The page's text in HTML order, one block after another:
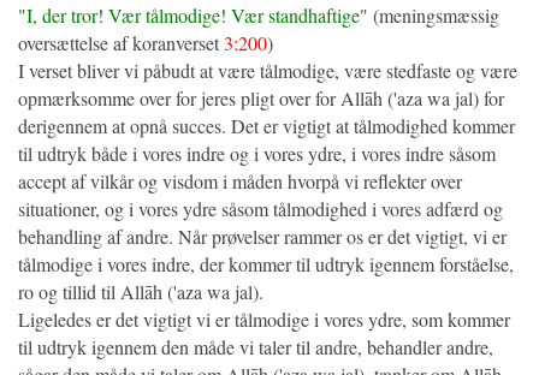
"I, der tror! Vær tålmodige! Vær standhaftige" (meningsmæssig
oversættelse af koranverset3:200)
I verset bliver vi påbudt at være tålmodige, være stedfaste og være
opmærksomme over for jeres pligt over for Allāh ('aza wa jal) for
derigennem at opnå succes. Det er vigtigt at tålmodighed kommer
til udtryk både i vores indre og i vores ydre, i vores indre såsom
accept af vilkår og visdom i måden hvorpå vi reflekter over
situationer, og i vores ydre såsom tålmodighed i vores adfærd og
behandling af andre. Når prøvelser rammer os er det vigtigt, vi er
tålmodige i vores indre, der kommer til udtryk igennem forståelse,
ro og tillid til Allāh ('aza wa jal).
Ligeledes er det vigtigt vi er tålmodige i vores ydre, som kommer
til udtryk igennem den måde vi taler til andre, behandler andre,